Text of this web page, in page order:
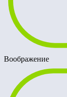
Воображение